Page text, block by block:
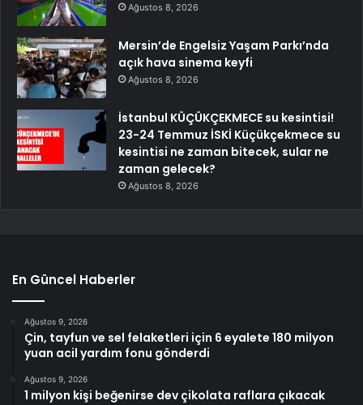
Ağustos 8, 2026
Mersin’de Engelsiz Yaşam Parkı’nda
açık hava sinema keyfi
Ağustos 8, 2026
İstanbul KÜÇÜKÇEKMECE su kesintisi!
23-24 Temmuz İSKİ Küçükçekmece su
kesintisi ne zaman bitecek, sular ne
zaman gelecek?
Ağustos 8, 2026
En Güncel Haberler
Ağustos 9, 2026
Çin, tayfun ve sel felaketleri için 6 eyalete 180 milyon
yuan acil yardım fonu gönderdi
Ağustos 9, 2026
1 milyon kişi beğenirse dev çikolata raflara çıkacak